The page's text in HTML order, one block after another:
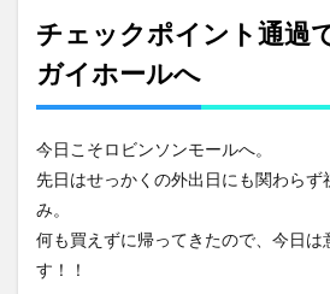
チェックポイント通過
ガイホールへ
今日こそロビンソンモールへ。
先日はせっかくの外出日にも関わらず
み。
何も買えずに帰ってきたので、今日は
す！！